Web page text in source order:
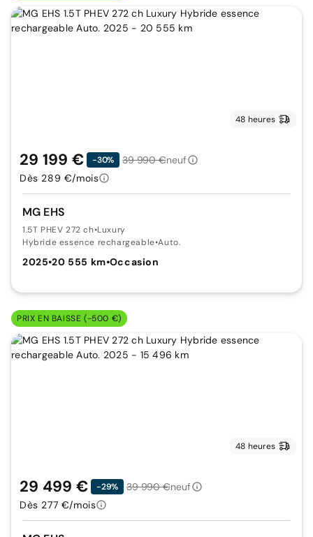
48 heures
MG EHS
1.5T PHEV 272 ch•Luxury
Hybride essence rechargeable•Auto.
2025•20 555 km•Occasion
29 199 € -30% 39 990 €neuf
Dès 289 €/mois
PRIX EN BAISSE (-500 €)
48 heures
29 499 € -29% 39 990 €neuf
Dès 277 €/mois